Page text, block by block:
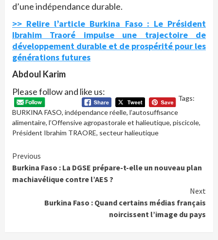
d’une indépendance durable.
>> Relire l’article Burkina Faso : Le Président
Ibrahim Traoré impulse une trajectoire de
développement durable et de prospérité pour les
générations futures
Abdoul Karim
Please follow and like us:
Tags:
BURKINA FASO, indépendance réelle, l’autosuffisance
alimentaire, l’Offensive agropastorale et halieutique, piscicole,
Président Ibrahim TRAORE, secteur halieutique
Continue
Reading
Previous
Burkina Faso : La DGSE prépare-t-elle un nouveau plan
machiavélique contre l’AES ?
Next
Burkina Faso : Quand certains médias français
noircissent l’image du pays